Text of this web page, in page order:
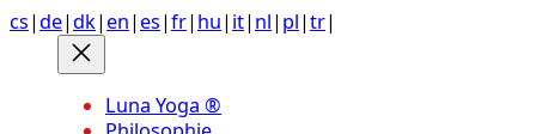
Anchor
Zum
Inhalt
springen
cs|de|dk| en| es|fr| hu| it| nl| pl|tr|
Luna Yoga ®